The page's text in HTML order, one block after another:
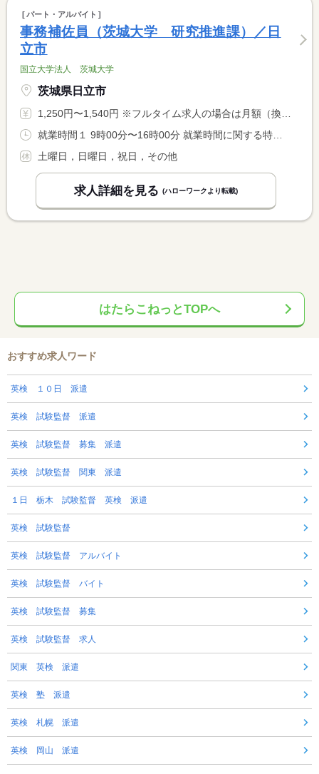
パート・アルバイト
事務補佐員（茨城大学 研究推進課）／日
立市
国立大学法人 茨城大学
茨城県日立市
1,250円〜1,540円 ※フルタイム求人の場合は月額（換算額）、パート求人の場合は時間額を表示しています。
土曜日，日曜日，祝日，その他
求人詳細を見る (ハローワークより転載)
はたらこねっとTOPへ
おすすめ求人ワード
英検 １０日 派遣
英検 試験監督 派遣
英検 試験監督 募集 派遣
英検 試験監督 関東 派遣
１日 栃木 試験監督 英検 派遣
英検 試験監督
英検 試験監督 アルバイト
英検 試験監督 バイト
英検 試験監督 募集
英検 試験監督 求人
関東 英検 派遣
英検 塾 派遣
英検 札幌 派遣
英検 岡山 派遣